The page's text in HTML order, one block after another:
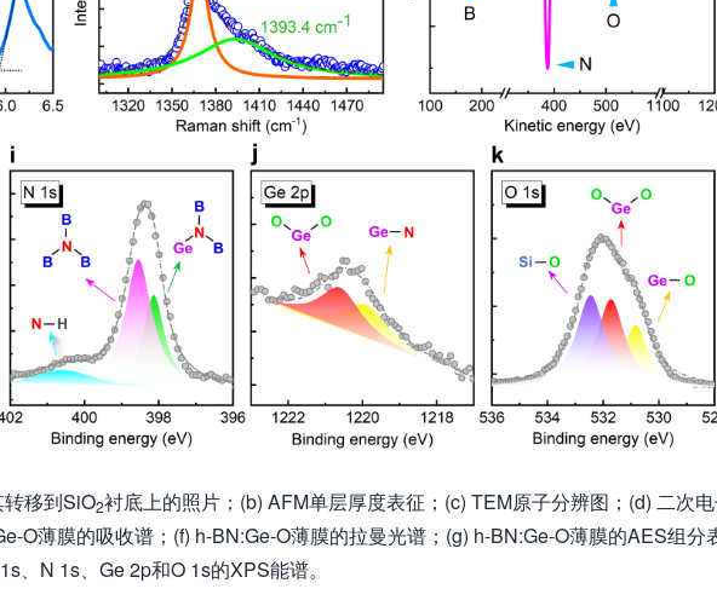
移到SiO2衬底上的照片；(b) AFM单层厚度表征；(c) TEM原子分辨图；(d) 二次
O薄膜的吸收谱；(f) h-BN:Ge-O薄膜的拉曼光谱；(g) h-BN:Ge-O薄膜的AES组分
、N 1s、Ge 2p和O 1s的XPS能谱。